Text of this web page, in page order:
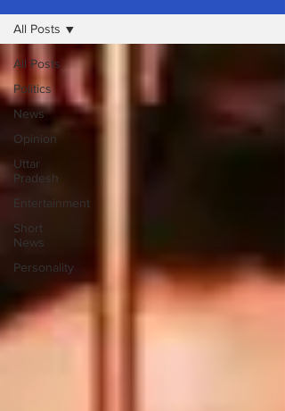
All Posts
Politics
News
Opinion
Uttar
Pradesh
Entertainment
Short
News
Personality
All Posts